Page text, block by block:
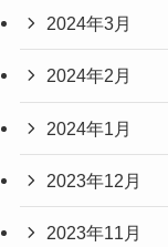
2024年3月
2024年2月
2024年1月
2023年12月
2023年11月